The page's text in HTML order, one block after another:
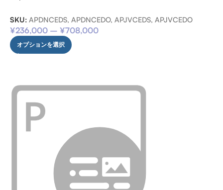
SKU: APDNCEDS, APDNCEDO, APJVCEDS, APJVCEDO
¥236,000 – ¥708,000
オプションを選択